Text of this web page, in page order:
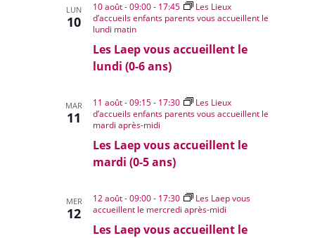
LUN
10
Les Laep vous accueillent le
lundi (0-6 ans)
10 août - 09:00- 17:45
Les Lieux
d’accueils enfants parents vous accueillent le
lundi matin
MAR
11
Les Laep vous accueillent le
mardi (0-5 ans)
11 août - 09:15- 17:30
Les Lieux
d’accueils enfants parents vous accueillent le
mardi après-midi
MER
12
Les Laep vous accueillent le
12 août - 09:00- 17:30
Les Laep vous
accueillent le mercredi après-midi